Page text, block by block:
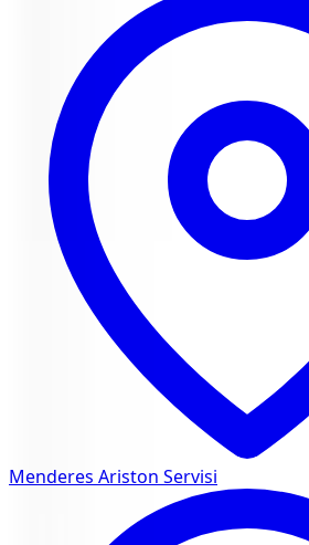
Menderes Ariston Servisi